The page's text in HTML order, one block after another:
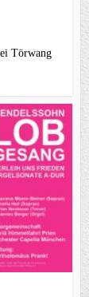
Törwang